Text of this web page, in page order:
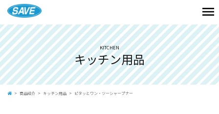
KITCHEN
キッチン用品
商品紹介 キッチン用品 ピタッとワン・ツーシャープナー